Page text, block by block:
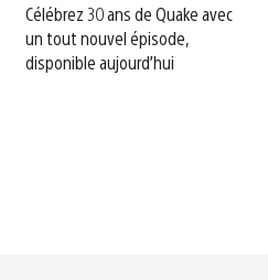
Célébrez 30 ans de Quake avec
un tout nouvel épisode,
disponible aujourd’hui